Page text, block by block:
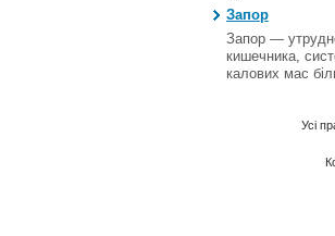
Запор
Запор —
кишечника,
калових мас
Усі